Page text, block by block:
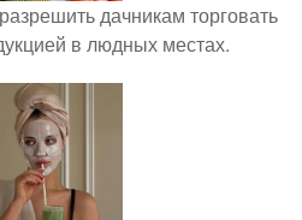
дачникам торговать
в людных местах.